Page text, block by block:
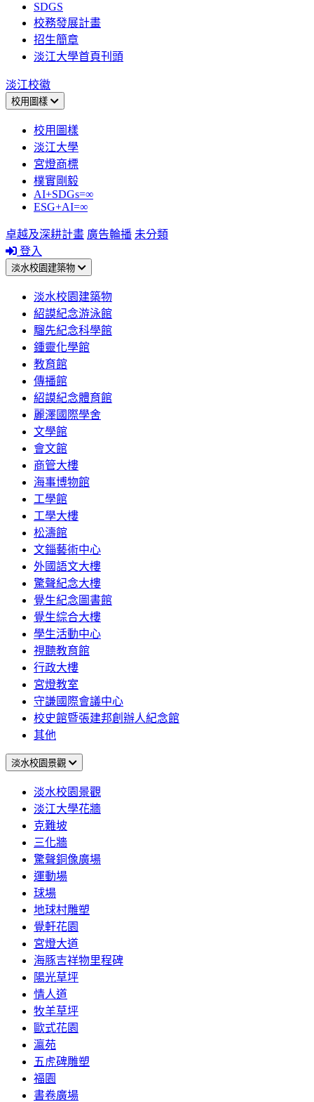
SDGS
校務發展計畫
招生簡章
淡江大學首頁刊頭
淡江校徽
校用圖樣
校用圖樣
淡江大學
宮燈商標
樸實剛毅
AI+SDGs=∞
ESG+AI=∞
卓越及深耕計畫 廣告輪播 未分類
登入
淡水校園建築物
淡水校園建築物
紹謨紀念游泳館
騮先紀念科學館
鍾靈化學館
教育館
傳播館
紹謨紀念體育館
麗澤國際學舍
文學館
會文館
商管大樓
海事博物館
工學館
工學大樓
松濤館
文錙藝術中心
外國語文大樓
驚聲紀念大樓
覺生紀念圖書館
覺生綜合大樓
學生活動中心
視聽教育館
行政大樓
宮燈教室
守謙國際會議中心
校史館暨張建邦創辦人紀念館
其他
淡水校園景觀
淡水校園景觀
淡江大學花牆
克難坡
三化牆
驚聲銅像廣場
運動場
球場
地球村雕塑
覺軒花園
宮燈大道
海豚吉祥物里程碑
陽光草坪
情人道
牧羊草坪
歐式花園
瀛苑
五虎碑雕塑
福園
書卷廣場